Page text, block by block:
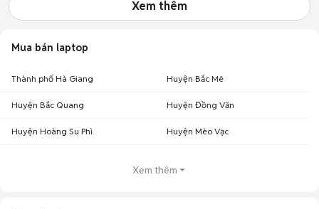
Xem thêm
Mua bán laptop
Thành phố Hà Giang Huyện Bắc Mê
Huyện Bắc Quang Huyện Đồng Văn
Huyện Hoàng Su Phì Huyện Mèo Vạc
Xem thêm